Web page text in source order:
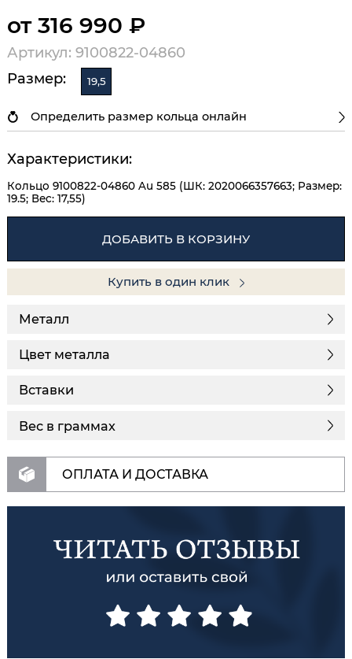
от 316 990 ₽
Артикул: 9100822-04860
Размер:
19,5
Определить размер кольца онлайн
Характеристики:
Кольцо 9100822-04860 Au 585 (ШК: 2020066357663; Размер:
19.5; Вес: 17,55)
ДОБАВИТЬ В КОРЗИНУ
Купить в один клик
Металл
Цвет металла
Вставки
Вес в граммах
ОПЛАТА И ДОСТАВКА